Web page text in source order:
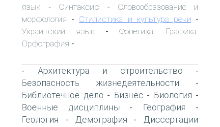
язык - Синтаксис - Словообразование и
морфология - Стилистика и культура речи -
Украинский язык - Фонетика. Графика.
Орфография -
- Архитектура и строительство -
Безопасность жизнедеятельности -
Библиотечное дело - Бизнес - Биология -
Военные дисциплины - География -
Геология - Демография -
Диссертации